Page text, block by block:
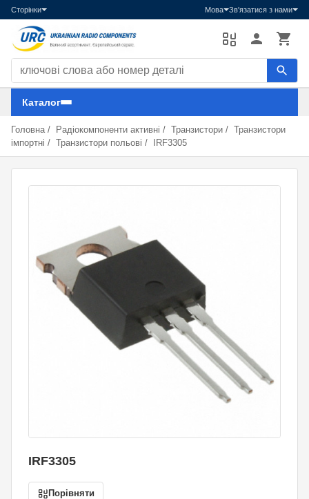
Сторінки Мова Зв'язатися з нами
Пошук компонентів
Каталог
Головна / Радіокомпоненти активні / Транзистори / Транзистори
імпортні / Транзистори польові / IRF3305
IRF3305
Порівняти